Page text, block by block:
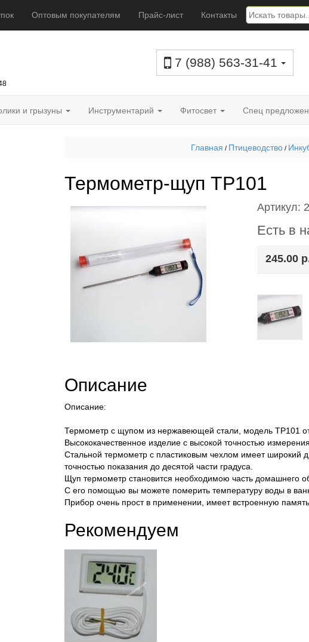
Оптовым покупателям Прайс-лист Контакты
7 (988) 563-31-41
и грызуны Инструментарий Фитосвет Спец
Главная / Птицеводство /
Термометр-щуп TP101
Артикул:
Есть в
245.00
Описание
Описание:
Термометр с щупом из нержавеющей стали, модель TP101
Высококачественное изделие с высокой точностью
Стальной термометр с пластиковым чехлом имеет широкий
точностью показания до десятой части градуса.
Щуп термометр становится необходимою часть домашнего
С его помощью вы можете померить температуру воды в
Прибор очень прост в применении, имеет встроенную
Рекомендуем